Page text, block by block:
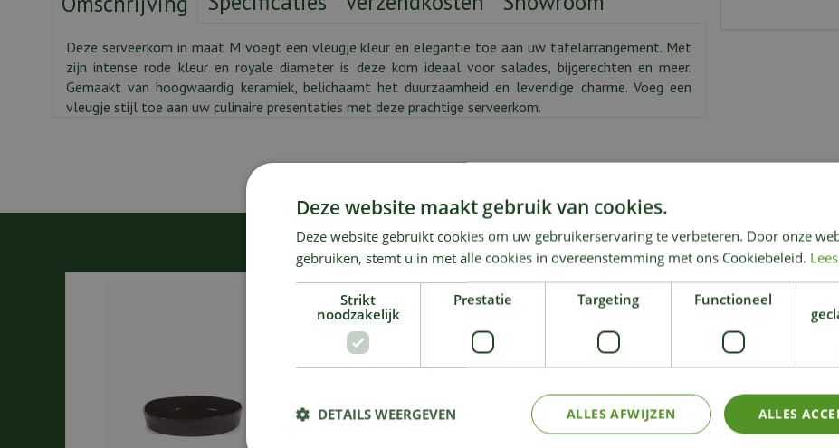
Deze serveerkom in maat M voegt een vleugje kleur en elegantie toe aan uw tafelarrangement. Met
zijn intense rode kleur en royale diameter is deze kom ideaal voor salades, bijgerechten en meer.
Gemaakt van hoogwaardig keramiek, belichaamt het duurzaamheid en levendige charme. Voeg een
vleugje stijl toe aan uw culinaire presentaties met deze prachtige serveerkom.
KIJK OOK EENS NAAR:
Deze website maakt gebruik van cookies.
Deze website gebruikt cookies om uw gebruikerservaring te verbeteren. Door onze
gebruiken, stemt u in met alle cookies in overeenstemming met ons Cookiebeleid.
Strikt
noodzakelijk
Prestatie Targeting Functioneel
ALLES
ALLES AFWIJZEN
DETAILS WEERGEVEN